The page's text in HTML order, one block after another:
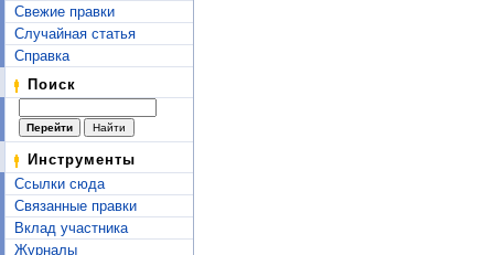
Свежие правки
Случайная статья
Справка
Поиск
Инструменты
Ссылки сюда
Связанные правки
Вклад участника
Журналы